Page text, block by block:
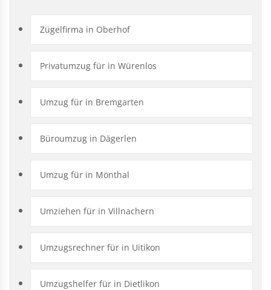
Zügelfirma in Oberhof
Privatumzug für in Würenlos
Umzug für in Bremgarten
Büroumzug in Dägerlen
Umzug für in Mönthal
Umziehen für in Villnachern
Umzugsrechner für in Uitikon
Umzugshelfer für in Dietlikon